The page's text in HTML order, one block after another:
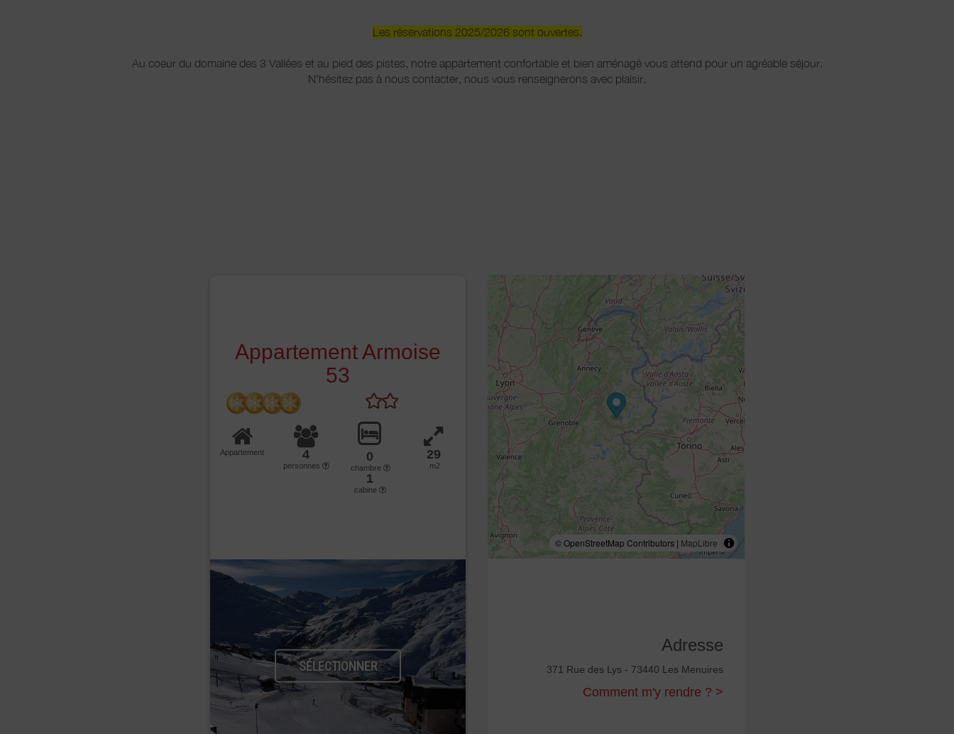
Les réservations 2025/2026 sont ouvertes.
Au coeur du domaine des 3 Vallées et au pied des pistes, notre appartement confortable et bien aménagé vous attend pour un agréable séjour.
N'hésitez pas à nous contacter, nous vous renseignerons avec plaisir.
Appartement Armoise
53
Appartement 4
personnes
0
chambre
1
cabine
29
m2
SÉLECTIONNER
© OpenStreetMap Contributors | MapLibre
Adresse
371 Rue des Lys - 73440 Les Menuires
Comment m'y rendre ? >